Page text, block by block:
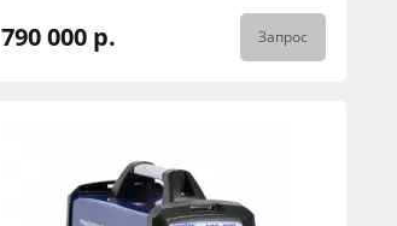
790 000 р. Запрос